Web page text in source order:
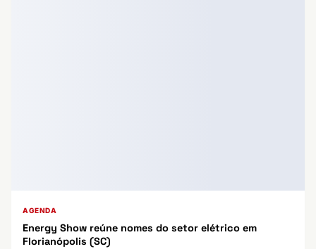
AGENDA
Energy Show reúne nomes do setor elétrico em
Florianópolis (SC)